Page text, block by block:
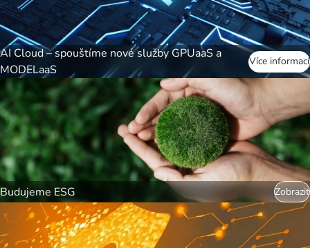
AI Cloud – spouštíme nové služby GPUaaS a
MODELaaS
Více informací
Budujeme ESG Zobrazit